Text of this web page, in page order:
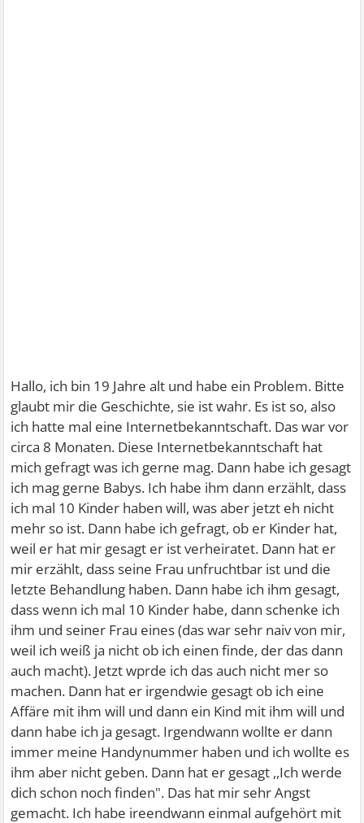
Hallo, ich bin 19 Jahre alt und habe ein Problem. Bitte
glaubt mir die Geschichte, sie ist wahr. Es ist so, also
ich hatte mal eine Internetbekanntschaft. Das war vor
circa 8 Monaten. Diese Internetbekanntschaft hat
mich gefragt was ich gerne mag. Dann habe ich gesagt
ich mag gerne Babys. Ich habe ihm dann erzählt, dass
ich mal 10 Kinder haben will, was aber jetzt eh nicht
mehr so ist. Dann habe ich gefragt, ob er Kinder hat,
weil er hat mir gesagt er ist verheiratet. Dann hat er
mir erzählt, dass seine Frau unfruchtbar ist und die
letzte Behandlung haben. Dann habe ich ihm gesagt,
dass wenn ich mal 10 Kinder habe, dann schenke ich
ihm und seiner Frau eines (das war sehr naiv von mir,
weil ich weiß ja nicht ob ich einen finde, der das dann
auch macht). Jetzt wprde ich das auch nicht mer so
machen. Dann hat er irgendwie gesagt ob ich eine
Affäre mit ihm will und dann ein Kind mit ihm will und
dann habe ich ja gesagt. Irgendwann wollte er dann
immer meine Handynummer haben und ich wollte es
ihm aber nicht geben. Dann hat er gesagt ,,Ich werde
dich schon noch finden". Das hat mir sehr Angst
gemacht. Ich habe ireendwann einmal aufgehört mit